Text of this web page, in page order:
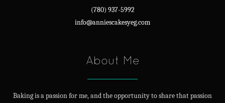
(780) 937-5992
info@anniescakesyeg.com
About Me
Baking is a passion for me, and the opportunity to share that passion